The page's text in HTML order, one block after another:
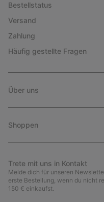
Bestellstatus
Versand
Zahlung
Häufig gestellte Fragen
Über uns
Shoppen
Trete mit uns in Kontakt
Melde dich für unseren
erste Bestellung, wenn du nicht
150 € einkaufst.